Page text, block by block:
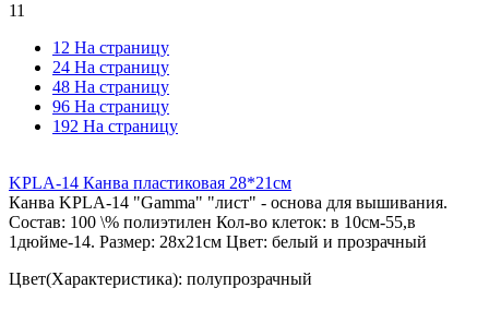
11
12 На страницу
24 На страницу
48 На страницу
96 На страницу
192 На страницу
KPLA-14 Канва пластиковая 28*21см
Канва KPLА-14 "Gamma" "лист" - основа для вышивания.
Состав: 100 \% полиэтилен Кол-во клеток: в 10см-55,в
1дюйме-14. Размер: 28х21см Цвет: белый и прозрачный
Цвет(Характеристика): полупрозрачный